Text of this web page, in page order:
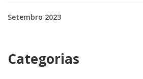
Setembro 2023
Categorias